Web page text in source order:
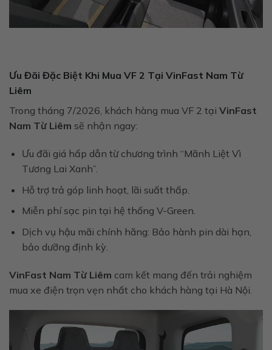
Ưu Đãi Đặc Biệt Khi Mua VF 2 Tại VinFast Nam Từ
Liêm
Trong tháng 7/2026, khách hàng mua VF 2 tại VinFast
Nam Từ Liêm sẽ nhận ngay:
Ưu đãi giá hấp dẫn từ chương trình “Mãnh Liệt Vì
Tương Lai Xanh”.
Hỗ trợ trả góp linh hoạt, lãi suất thấp.
Miễn phí sạc pin tại hệ thống V-Green.
Dịch vụ hậu mãi chính hãng: Bảo hành pin dài hạn,
bảo dưỡng định kỳ.
VinFast Nam Từ Liêm cam kết mang đến trải nghiệm
mua xe điện trọn vẹn nhất cho khách hàng tại Hà Nội.